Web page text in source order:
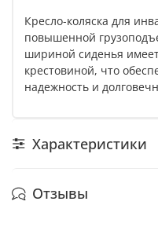
Кресло-коляска для
повышенной
шириной сиденья
крестовиной, что
надежность и
Характеристики
Отзывы